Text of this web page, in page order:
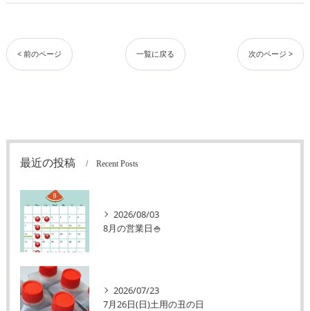
< 前のページ 一覧に戻る 次のページ >
最近の投稿 Recent Posts
2026/08/03
8月の営業日🍚
2026/07/23
7月26日(日)土用の丑の日